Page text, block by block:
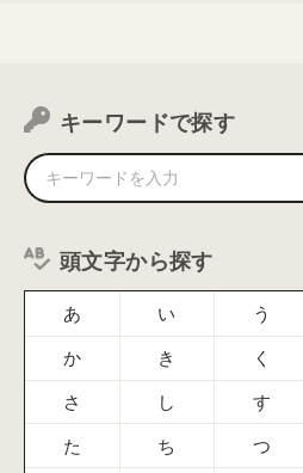
キーワードで探す
頭文字から探す
あ い う
か き く
さ し す
た ち つ